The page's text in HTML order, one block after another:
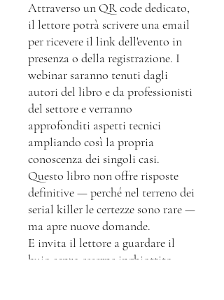
Attraverso un QR code dedicato,
il lettore potrà scrivere una email
per ricevere il link dell'evento in
presenza o della registrazione. I
webinar saranno tenuti dagli
autori del libro e da professionisti
del settore e verranno
approfonditi aspetti tecnici
ampliando così la propria
conoscenza dei singoli casi.
Questo libro non offre risposte
definitive — perché nel terreno dei
serial killer le certezze sono rare —
ma apre nuove domande.
E invita il lettore a guardare il
buio senza esserne inghiottito.